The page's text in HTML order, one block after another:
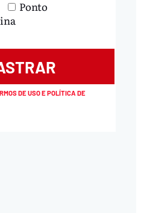
Ponto
DE USO E POLÍTICA DE